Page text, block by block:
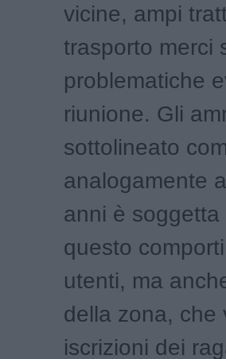
vicine, ampi
trasporto merci
problematiche
riunione. Gli
sottolineato
analogamente
anni è
questo
utenti, ma
della zona, che
iscrizioni dei